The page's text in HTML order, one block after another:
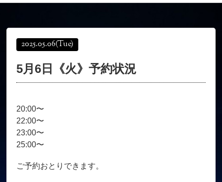
オンラインショップ
育毛コース よくある質問
お客様の声
ご予約＋お問い合わせ
2025.05.06(Tue)
5月6日《火》予約状況
20:00〜
22:00〜
23:00〜
25:00〜
ご予約おとりできます。